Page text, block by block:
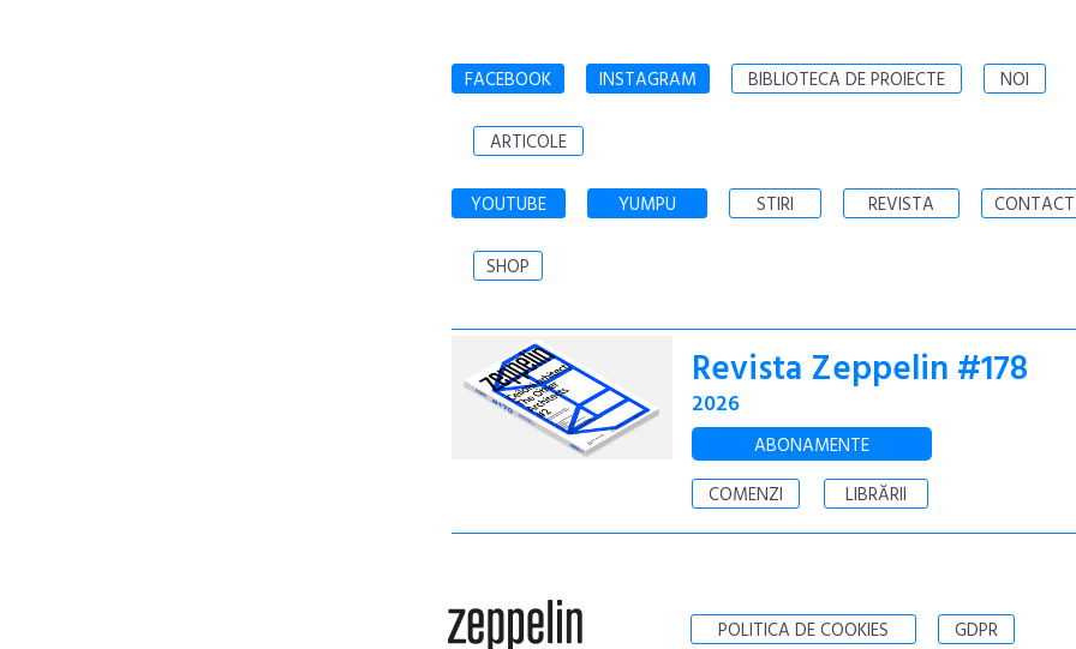
FACEBOOK INSTAGRAM BIBLIOTECA DE PROIECTE NOI
ARTICOLE
YOUTUBE YUMPU STIRI REVISTA CONTACT
SHOP
Revista Zeppelin #178
2026
ABONAMENTE
COMENZI
LIBRĂRII
POLITICA DE COOKIES GDPR